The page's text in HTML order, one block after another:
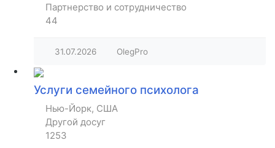
Партнерство и сотрудничество
44
31.07.2026 OlegPro
Услуги семейного психолога
Нью-Йорк, США
Другой досуг
1253